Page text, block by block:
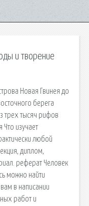
и творение
Новая Гвинея до
берега
трех тысяч рифов
изучает
любой
диплом,
реферат Человек
можно найти
в написании
работ и